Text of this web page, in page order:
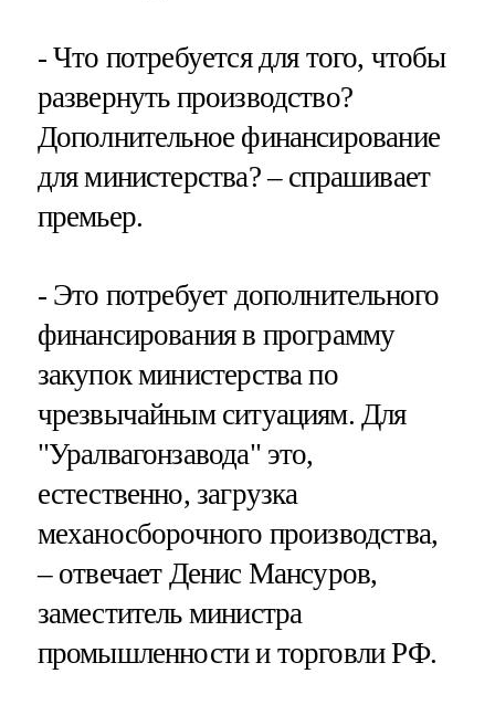
- Что потребуется для того, чтобы
развернуть производство?
Дополнительное финансирование
для министерства? – спрашивает
премьер.
- Это потребует дополнительного
финансирования в программу
закупок министерства по
чрезвычайным ситуациям. Для
"Уралвагонзавода" это,
естественно, загрузка
механосборочного производства,
– отвечает Денис Мансуров,
заместитель министра
промышленности и торговли РФ.